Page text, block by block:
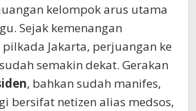
kelompok arus utama
Sejak kemenangan
Jakarta, perjuangan ke
semakin dekat. Gerakan
, bahkan sudah manifes,
bersifat netizen alias medsos,